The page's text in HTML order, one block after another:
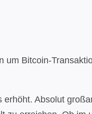
um Bitcoin-
Absolut